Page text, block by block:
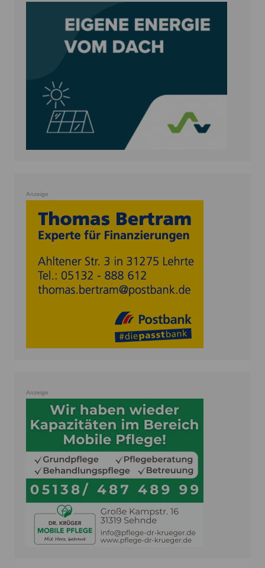
Anzeige
Anzeige